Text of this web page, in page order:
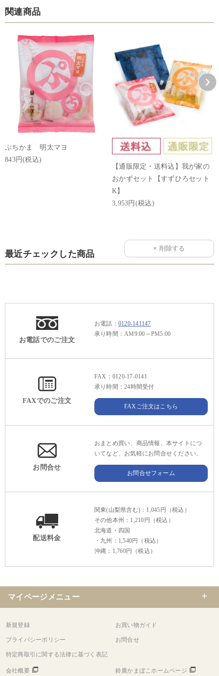
関連商品
ぷちかま 明太マヨ
843円(税込)
【通販限定・送料込】我が家の
おかずセット【すずひろセット
K】
3,953円(税込)
最近チェックした商品
お電話でのご注文
お電話： 0120-141147
承り時間：AM9:00～PM5:00
FAXでのご注文
FAX：0120-17-0141
承り時間：24時間受付
FAXご注文はこちら
お問合せ
おまとめ買い、商品情報、本サイトにつ
いてなど、お気軽にお問合せください。
お問合せフォーム
配送料金
関東(山梨県含む)：1,045円（税込）
その他本州：1,210円（税込）
北海道・四国
・九州：1,540円（税込）
沖縄：1,760円（税込）
マイページメニュー
新規登録 お買い物ガイド
プライバシーポリシー お問合せ
特定商取引に関する法律に基づく表記
会社概要 鈴廣かまぼこホームページ